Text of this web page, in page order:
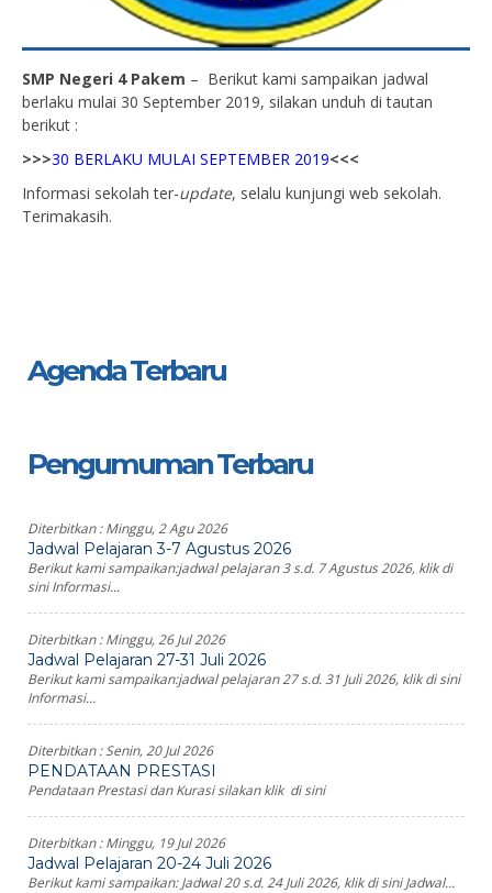
SMP Negeri 4 Pakem – Berikut kami sampaikan jadwal
berlaku mulai 30 September 2019, silakan unduh di tautan
berikut :
>>>30 BERLAKU MULAI SEPTEMBER 2019<<<
Informasi sekolah ter-update, selalu kunjungi web sekolah.
Terimakasih.
Agenda Terbaru
Pengumuman Terbaru
Diterbitkan :Minggu, 2 Agu 2026
Jadwal Pelajaran 3-7 Agustus 2026
Berikut kami sampaikan:jadwal pelajaran 3 s.d. 7 Agustus 2026, klik di
sini Informasi...
Diterbitkan :Minggu, 26 Jul 2026
Jadwal Pelajaran 27-31 Juli 2026
Berikut kami sampaikan:jadwal pelajaran 27 s.d. 31 Juli 2026, klik di sini
Informasi...
Diterbitkan :Senin, 20 Jul 2026
PENDATAAN PRESTASI
Pendataan Prestasi dan Kurasi silakan klik di sini
Diterbitkan :Minggu, 19 Jul 2026
Jadwal Pelajaran 20-24 Juli 2026
Berikut kami sampaikan: Jadwal 20 s.d. 24 Juli 2026, klik di sini Jadwal...